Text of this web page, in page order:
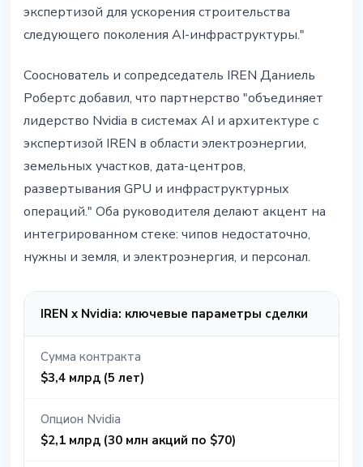
экспертизой для ускорения строительства
следующего поколения AI-инфраструктуры."
Сооснователь и сопредседатель IREN Даниель
Робертс добавил, что партнерство "объединяет
лидерство Nvidia в системах AI и архитектуре с
экспертизой IREN в области электроэнергии,
земельных участков, дата-центров,
развертывания GPU и инфраструктурных
операций." Оба руководителя делают акцент на
интегрированном стеке: чипов недостаточно,
нужны и земля, и электроэнергия, и персонал.
IREN x Nvidia: ключевые параметры сделки
Сумма контракта
$3,4 млрд (5 лет)
Опцион Nvidia
$2,1 млрд (30 млн акций по $70)